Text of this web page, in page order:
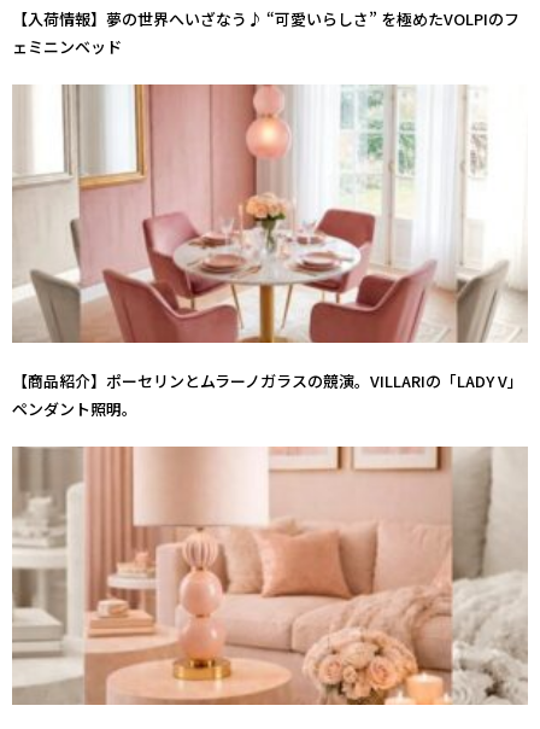
【入荷情報】夢の世界へいざなう♪ “可愛いらしさ” を極めたVOLPIのフ
ェミニンベッド
【商品紹介】ポーセリンとムラーノガラスの競演。VILLARIの「LADY V」
ペンダント照明。